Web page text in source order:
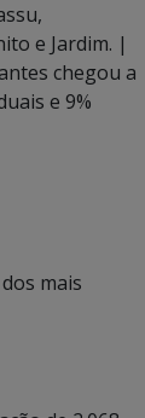
e Jardim. |
chegou a
e 9%
mais